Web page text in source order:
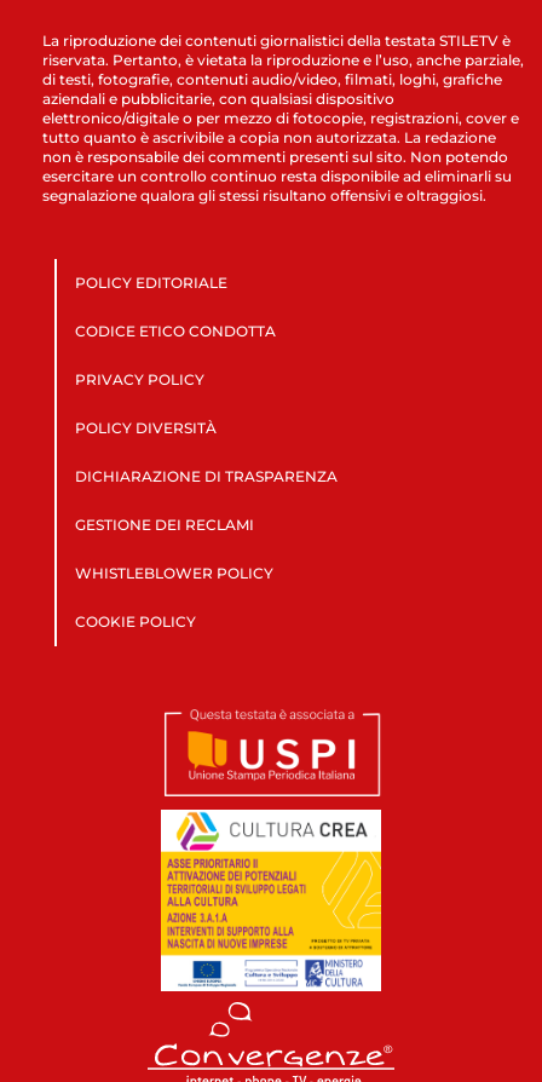
La riproduzione dei contenuti giornalistici della testata STILETV è
riservata. Pertanto, è vietata la riproduzione e l’uso, anche parziale,
di testi, fotografie, contenuti audio/video, filmati, loghi, grafiche
aziendali e pubblicitarie, con qualsiasi dispositivo
elettronico/digitale o per mezzo di fotocopie, registrazioni, cover e
tutto quanto è ascrivibile a copia non autorizzata. La redazione
non è responsabile dei commenti presenti sul sito. Non potendo
esercitare un controllo continuo resta disponibile ad eliminarli su
segnalazione qualora gli stessi risultano offensivi e oltraggiosi.
POLICY EDITORIALE
CODICE ETICO CONDOTTA
PRIVACY POLICY
POLICY DIVERSITÀ
DICHIARAZIONE DI TRASPARENZA
GESTIONE DEI RECLAMI
WHISTLEBLOWER POLICY
COOKIE POLICY